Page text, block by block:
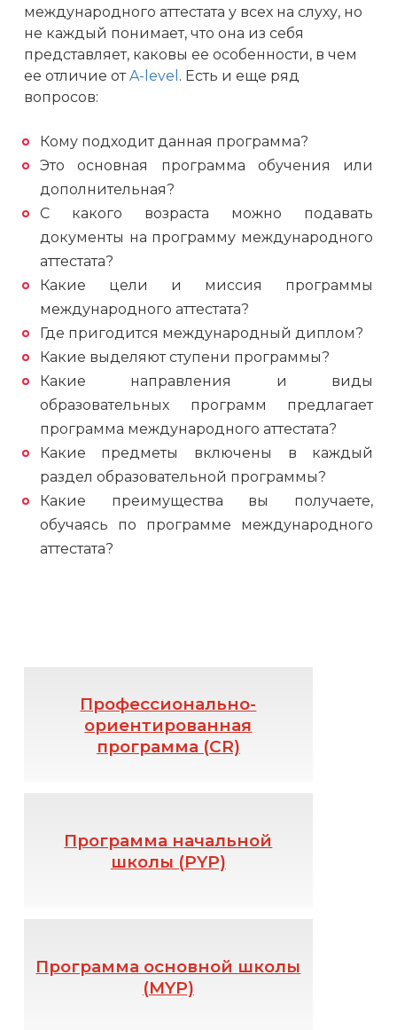
международного аттестата у всех на слуху, но
не каждый понимает, что она из себя
представляет, каковы ее особенности, в чем
ее отличие отA-level . Есть и еще ряд
вопросов:
Кому подходит данная программа?
Это основная программа обучения или
дополнительная?
С какого возраста можно подавать
документы на программу международного
аттестата?
Какие цели и миссия программы
международного аттестата?
Где пригодится международный диплом?
Какие выделяют ступени программы?
Какие направления и виды
образовательных программ предлагает
программа международного аттестата?
Какие предметы включены в каждый
раздел образовательной программы?
Какие преимущества вы получаете,
обучаясь по программе международного
аттестата?
Профессионально-
ориентированная
программа (CR)
Программа начальной
школы (PYP)
Программа основной школы
(MYP)